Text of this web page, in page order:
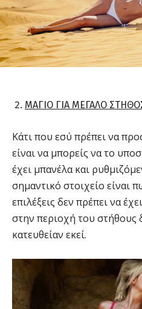
ΜΑΓΙΟ ΓΙΑ ΜΕΓΑΛΟ
Κάτι που εσύ πρέπει να
είναι να μπορείς να το
έχει μπανέλα και
σημαντικό στοιχείο είναι
επιλέξεις δεν πρέπει να
στην περιοχή του στήθους
κατευθείαν εκεί.